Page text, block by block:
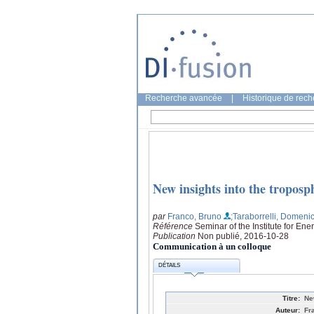
Recherche avancée Historique de
New insights into the
par Franco, Bruno
;Taraborrelli,
Référence Seminar of the Institute for
Publication Non publié, 2016-10-28
Communication à un colloque
DÉTAILS
Titre:
Auteur: